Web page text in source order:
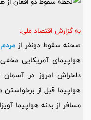
به گزارش اقتصاد ملی:
صحنه سقوط دونفر از
هواپیمای آمریکایی مخفی
دلخراش امروز در
هواپیما قبل از
مسافر از بدنه هواپیما